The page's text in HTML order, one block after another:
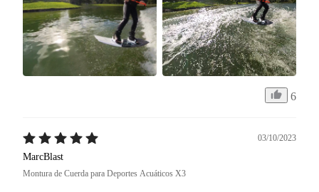
6
03/10/2023
MarcBlast
Montura de Cuerda para Deportes Acuáticos X3